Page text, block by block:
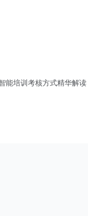
能培训考核方式精华解读